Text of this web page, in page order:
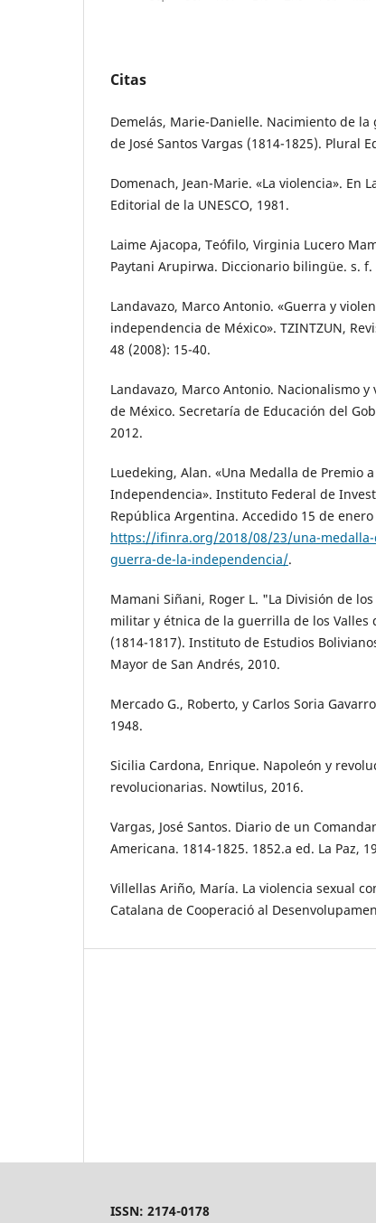
Citas
Demelás, Marie-Danielle. Nacimiento de
de José Santos Vargas (1814-1825). Plural
Domenach, Jean-Marie. «La violencia». En
Editorial de la UNESCO, 1981.
Laime Ajacopa, Teófilo, Virginia Lucero
Paytani Arupirwa. Diccionario bilingüe. s. f.
Landavazo, Marco Antonio. «Guerra y
independencia de México». TZINTZUN,
48 (2008): 15-40.
Landavazo, Marco Antonio. Nacionalismo
de México. Secretaría de Educación del
2012.
Luedeking, Alan. «Una Medalla de Premio
Independencia». Instituto Federal de
República Argentina. Accedido 15 de enero
https://ifinra.org/2018/08/23/una-
guerra-de-la-independencia/.
Mamani Siñani, Roger L. "La División de
militar y étnica de la guerrilla de los Valles
(1814-1817). Instituto de Estudios
Mayor de San Andrés, 2010.
Mercado G., Roberto, y Carlos Soria
1948.
Sicilia Cardona, Enrique. Napoleón y
revolucionarias. Nowtilus, 2016.
Vargas, José Santos. Diario de un
Americana. 1814-1825. 1852.a ed. La Paz,
Villellas Ariño, María. La violencia sexual
Catalana de Cooperació al
ISSN: 2174-0178